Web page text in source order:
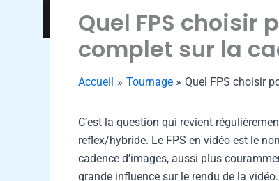
Quel FPS choisir
complet sur la
Accueil Tournage Quel FPS choisir
C’est la question qui revient
reflex/hybride. Le FPS en vidéo est le
cadence d’images, aussi plus
grande influence sur le rendu de la